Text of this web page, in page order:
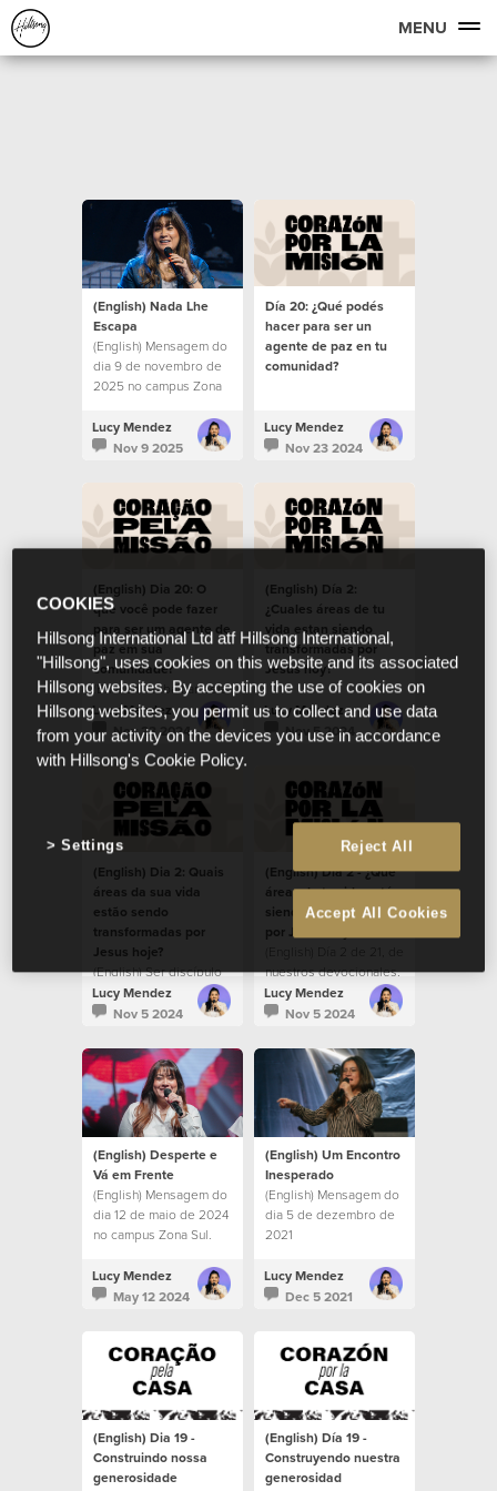
MENU
(English) Nada Lhe
Escapa
(English) Mensagem do
dia 9 de novembro de
2025 no campus Zona
Lucy Mendez
Nov 9 2025
Día 20: ¿Qué podés
hacer para ser un
agente de paz en tu
comunidad?
Lucy Mendez
Nov 23 2024
(English) Dia 20: O
que você pode fazer
para ser um agente de
paz em sua
comunidade?
(English) Trabalhar pela
paz em nossas
comunidades.
Lucy Mendez
Nov 23 2024
(English) Día 2:
¿Cuales áreas de tu
vida estan siendo
transformadas por
Jesús hoy?
Lucy Mendez
Nov 5 2024
(English) Dia 2: Quais
áreas da sua vida
estão sendo
transformadas por
Jesus hoje?
(English) Ser discípulo
implica ser
transformado por
Lucy Mendez
Nov 5 2024
(English) Día 2 - ¿Qué
áreas de tu vida están
siendo transformadas
por Jesús hoy?
(English) Día 2 de 21, de
nuestros devocionales,
durante la temporada
de Corazón por la
Lucy Mendez
Nov 5 2024
(English) Desperte e
Vá em Frente
(English) Mensagem do
dia 12 de maio de 2024
no campus Zona Sul.
Lucy Mendez
May 12 2024
(English) Um Encontro
Inesperado
(English) Mensagem do
dia 5 de dezembro de
2021
Lucy Mendez
Dec 5 2021
(English) Dia 19 -
Construindo nossa
generosidade
(English) Día 19 -
Construyendo nuestra
generosidad
COOKIES
Hillsong International Ltd atf Hillsong International,
"Hillsong", uses cookies on this website and its associated
Hillsong websites. By accepting the use of cookies on
Hillsong websites, you permit us to collect and use data
from your activity on the devices you use in accordance
with Hillsong's Cookie Policy.
Reject All
Accept All Cookies
Settings